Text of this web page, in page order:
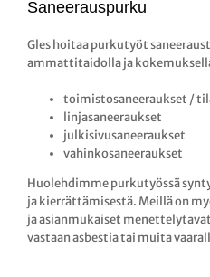
Saneerauspurku
Gles hoitaa purkutyöt
ammattitaidolla ja
toimistosaneeraukset /
linjasaneeraukset
julkisivusaneeraukset
vahinkosaneeraukset
Huolehdimme purkutyössä
ja kierrättämisestä. Meillä on
ja asianmukaiset
vastaan asbestia tai muita